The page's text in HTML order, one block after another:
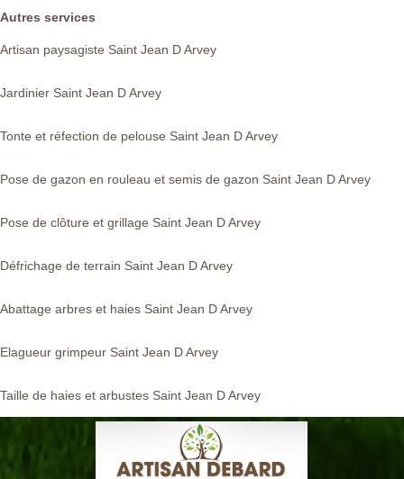
Autres services
Artisan paysagiste Saint Jean D Arvey
Jardinier Saint Jean D Arvey
Tonte et réfection de pelouse Saint Jean D Arvey
Pose de gazon en rouleau et semis de gazon Saint Jean D Arvey
Pose de clôture et grillage Saint Jean D Arvey
Défrichage de terrain Saint Jean D Arvey
Abattage arbres et haies Saint Jean D Arvey
Elagueur grimpeur Saint Jean D Arvey
Taille de haies et arbustes Saint Jean D Arvey